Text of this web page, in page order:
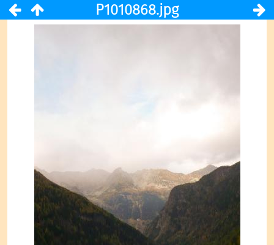
P1010868.jpg